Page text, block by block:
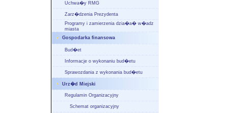
Uchwa�y RMG
Zarz�dzenia Prezydenta
Programy i zamierzenia dzia�a� w�adz
miasta
Gospodarka finansowa
Bud�et
Informacje o wykonaniu bud�etu
Sprawozdania z wykonania bud�etu
Urz�d Miejski
Regulamin Organizacyjny
Schemat organizacyjny